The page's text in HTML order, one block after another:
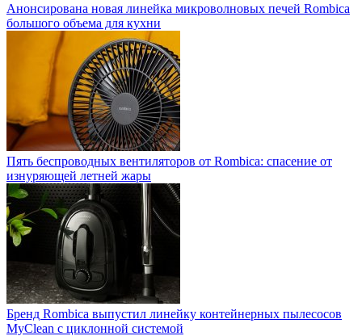
Анонсирована новая линейка микроволновых печей Rombica
большого объема для кухни
Пять беспроводных вентиляторов от Rombica: спасение от
изнуряющей летней жары
Бренд Rombica выпустил линейку контейнерных пылесосов
MyClean с циклонной системой